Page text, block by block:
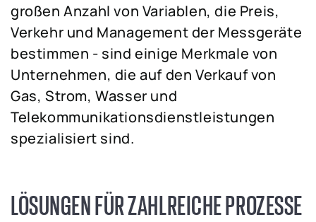
großen Anzahl von Variablen, die Preis,
Verkehr und Management der Messgeräte
bestimmen - sind einige Merkmale von
Unternehmen, die auf den Verkauf von
Gas, Strom, Wasser und
Telekommunikationsdienstleistungen
spezialisiert sind.
LÖSUNGEN FÜR ZAHLREICHE PROZESSE